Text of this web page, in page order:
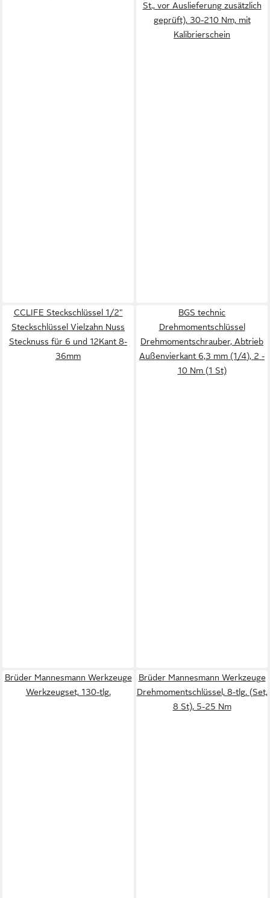
St., vor Auslieferung zusätzlich
geprüft), 30-210 Nm, mit
Kalibrierschein
CCLIFE Steckschlüssel 1/2"
Steckschlüssel Vielzahn Nuss
Stecknuss für 6 und 12Kant 8-
36mm
BGS technic
Drehmomentschlüssel
Drehmomentschrauber, Abtrieb
Außenvierkant 6,3 mm (1/4), 2 -
10 Nm (1 St)
Brüder Mannesmann Werkzeuge
Werkzeugset, 130-tlg.
Brüder Mannesmann Werkzeuge
Drehmomentschlüssel, 8-tlg. (Set,
8 St), 5-25 Nm